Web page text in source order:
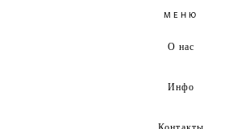
МЕНЮ
О нас
Инфо